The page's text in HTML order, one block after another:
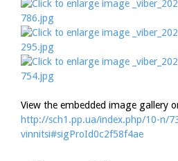
View the embedded image gallery
http://sch1.pp.ua/index.php/10-n/
vinnitsi#sigProId0c2f58f4ae